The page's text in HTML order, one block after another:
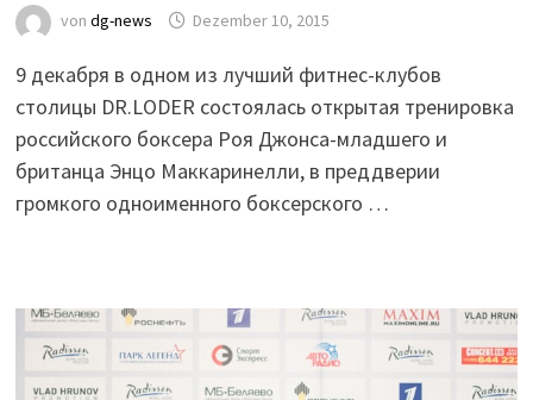
von dg-news Dezember 10, 2015
9 декабря в одном из лучший фитнес-клубов
столицы DR.LODER состоялась открытая тренировка
российского боксера Роя Джонса-младшего и
британца Энцо Маккаринелли, в преддверии
громкого одноименного боксерского …